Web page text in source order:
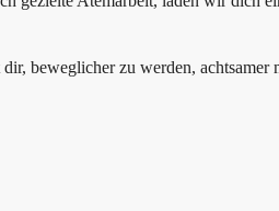
beweglicher zu werden, achtsamer